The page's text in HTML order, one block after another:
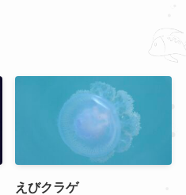
えびクラゲ